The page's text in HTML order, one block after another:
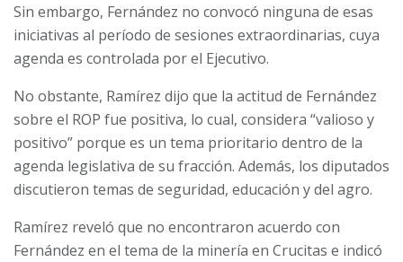
Sin embargo, Fernández no convocó ninguna de esas
iniciativas al período de sesiones extraordinarias, cuya
agenda es controlada por el Ejecutivo.
No obstante, Ramírez dijo que la actitud de Fernández
sobre el ROP fue positiva, lo cual, considera “valioso y
positivo” porque es un tema prioritario dentro de la
agenda legislativa de su fracción. Además, los diputados
discutieron temas de seguridad, educación y del agro.
Ramírez reveló que no encontraron acuerdo con
Fernández en el tema de la minería en Crucitas e indicó